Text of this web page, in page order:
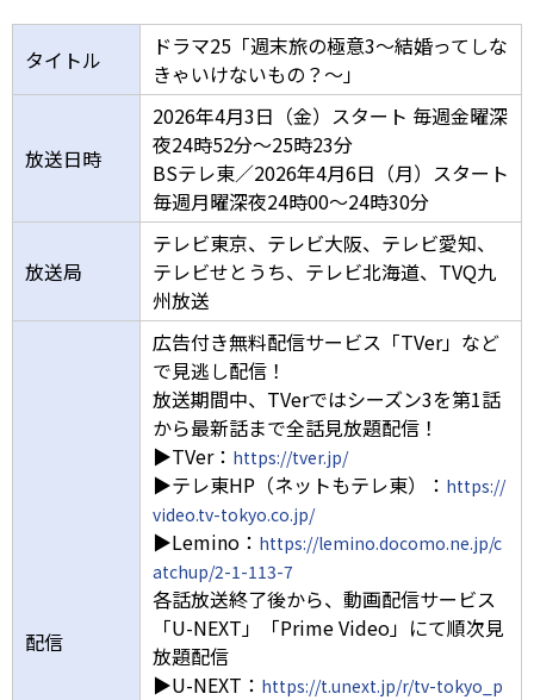
タイトル
ドラマ25「週末旅の極意3～結婚ってしな
きゃいけないもの？～」
放送日時
2026年4月3日（金）スタート 毎週金曜深
夜24時52分～25時23分
BSテレ東／2026年4月6日（月）スタート
毎週月曜深夜24時00～24時30分
放送局
テレビ東京、テレビ大阪、テレビ愛知、
テレビせとうち、テレビ北海道、TVQ九
州放送
配信
広告付き無料配信サービス「TVer」など
で見逃し配信！
放送期間中、TVerではシーズン3を第1話
から最新話まで全話見放題配信！
▶TVer： https://tver.jp/
▶テレ東HP（ネットもテレ東）： https://
video.tv-tokyo.co.jp/
▶Lemino： https://lemino.docomo.ne.jp/c
atchup/2-1-113-7
各話放送終了後から、動画配信サービス
「U-NEXT」「Prime Video」にて順次見
放題配信
▶U-NEXT： https://t.unext.jp/r/tv-tokyo_p